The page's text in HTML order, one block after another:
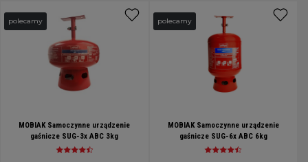
MOBIAK Samoczynne urządzenie
gaśnicze SUG-3x ABC 3kg
polecamy
MOBIAK Samoczynne urządzenie
gaśnicze SUG-6x ABC 6kg
polecamy